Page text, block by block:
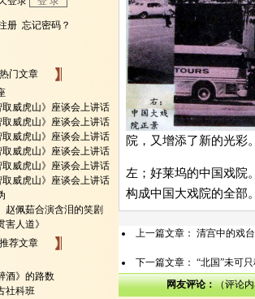
热门文章
威虎山》座谈会上讲话
威虎山》座谈会上讲话
威虎山》座谈会上讲话
威虎山》座谈会上讲话
威虎山》座谈会上讲话
威虎山》座谈会上讲话
赵佩茹合演含泪的笑剧
害人道》
推荐文章
酒》的路数
社科班
院，又增添了新的光彩
左；好莱坞的中国戏院
构成中国大戏院的全部
上一篇文章： 清宫中的戏台
下一篇文章： “北国”未可
网友评论：（评论